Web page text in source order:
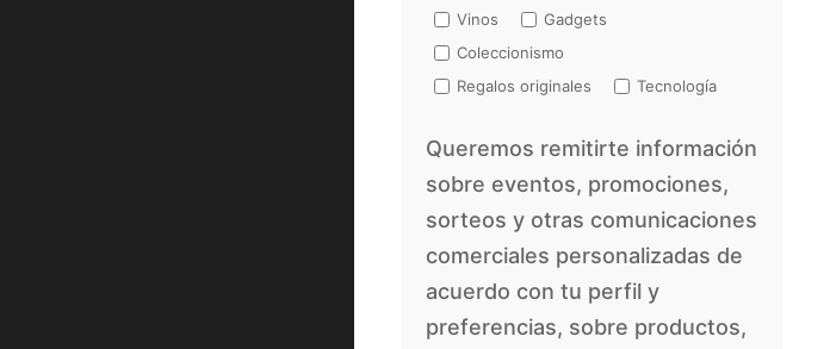
Vinos
Gadgets
Coleccionismo
Regalos originales
Tecnología
Queremos remitirte información
sobre eventos, promociones,
sorteos y otras comunicaciones
comerciales personalizadas de
acuerdo con tu perfil y
preferencias, sobre productos,